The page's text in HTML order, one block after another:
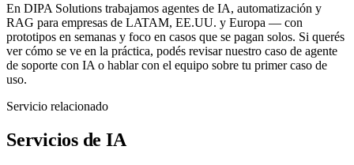
En DIPA Solutions trabajamos agentes de IA, automatización y
RAG para empresas de LATAM, EE.UU. y Europa — con
prototipos en semanas y foco en casos que se pagan solos. Si querés
ver cómo se ve en la práctica, podés revisar nuestro caso de agente
de soporte con IA o hablar con el equipo sobre tu primer caso de
uso.
Servicio relacionado
Servicios de IA